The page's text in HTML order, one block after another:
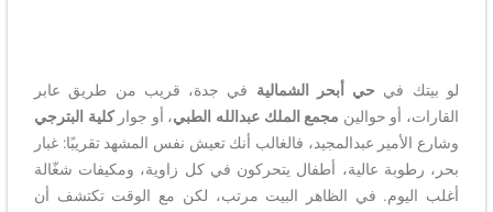
لو بيتك في حي أبحر الشمالية في جدة، قريب من طريق عابر
القارات، أو حوالين مجمع الملك عبدالله الطبي، أو جواركلية البترجي
وشارع الأمير عبدالمجيد، فالغالب أنك تعيش نفس المشهد تقريبًا: غبار
بحر، رطوبة عالية، أطفال يتحركون في كل زاوية، ومكيفات شغّالة
أغلب اليوم. في الظاهر البيت مرتب، لكن مع الوقت تكتشف أن